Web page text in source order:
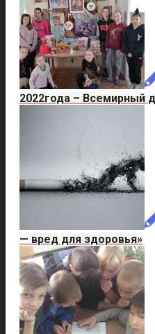
2022года – Всемирный
— вред для здоровья»